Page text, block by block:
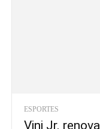
ESPORTES
Vini Jr.